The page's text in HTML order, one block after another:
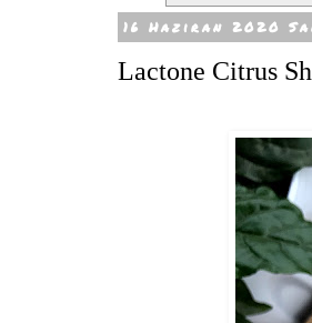
16 Haziran 2020
Lactone Citrus